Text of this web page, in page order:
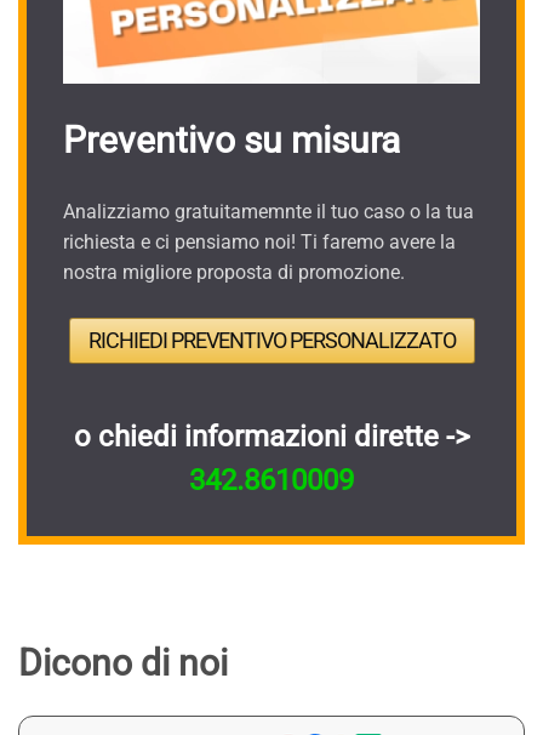
Preventivo su misura
Analizziamo gratuitamemnte il tuo caso o la tua
richiesta e ci pensiamo noi! Ti faremo avere la
nostra migliore proposta di promozione.
RICHIEDI PREVENTIVO PERSONALIZZATO
o chiedi informazioni dirette ->
342.8610009
Dicono di noi